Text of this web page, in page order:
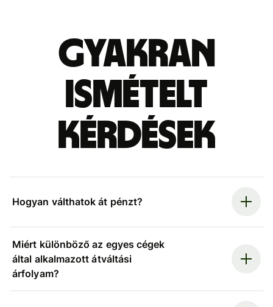
Gyakran
ismételt
kérdések
Hogyan válthatok át pénzt?
Miért különböző az egyes cégek
által alkalmazott átváltási
árfolyam?